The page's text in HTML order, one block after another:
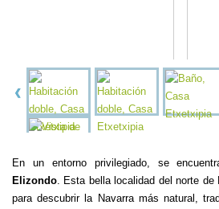
En un entorno privilegiado, se
Elizondo. Esta bella localidad del norte de
para descubrir la Navarra más natural,